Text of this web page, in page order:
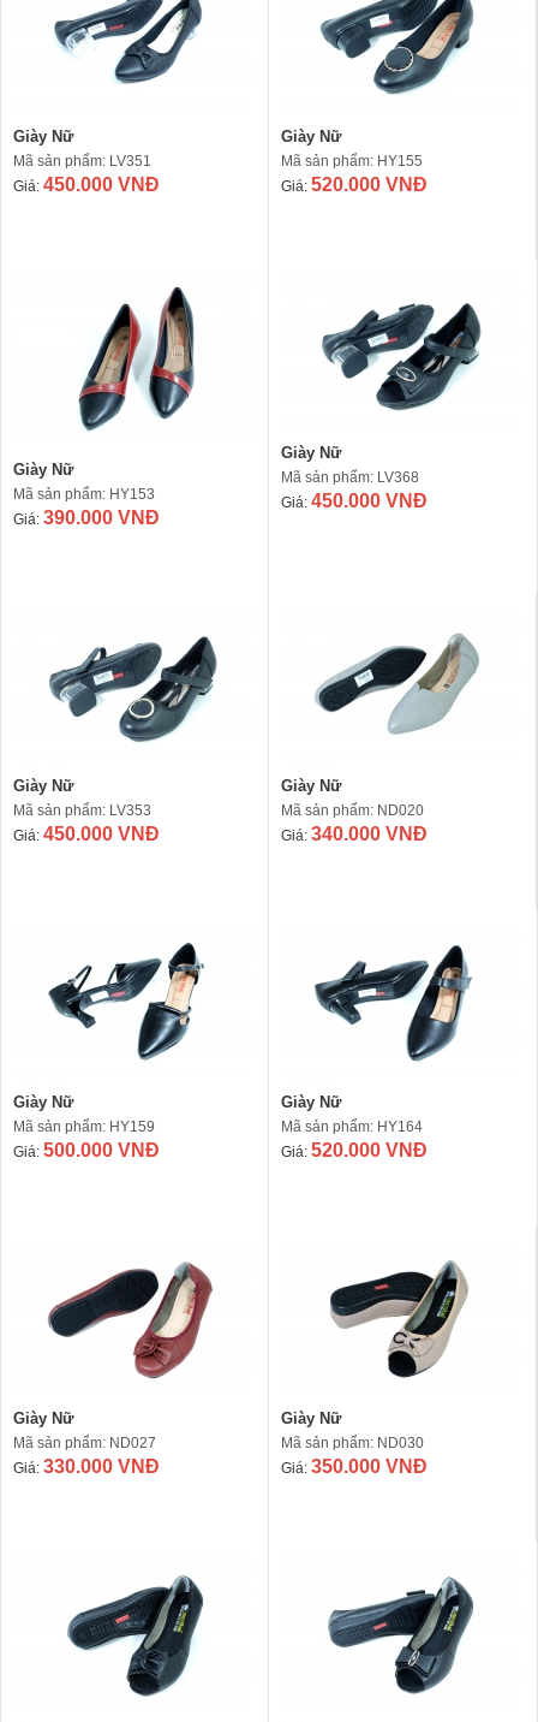
Giày Nữ
Mã sản phẩm: LV351
Giá: 450.000 VNĐ
Giày Nữ
Mã sản phẩm: HY155
Giá: 520.000 VNĐ
Giày Nữ
Mã sản phẩm: HY153
Giá: 390.000 VNĐ
Giày Nữ
Mã sản phẩm: LV368
Giá: 450.000 VNĐ
Giày Nữ
Mã sản phẩm: LV353
Giá: 450.000 VNĐ
Giày Nữ
Mã sản phẩm: ND020
Giá: 340.000 VNĐ
Giày Nữ
Mã sản phẩm: HY159
Giá: 500.000 VNĐ
Giày Nữ
Mã sản phẩm: HY164
Giá: 520.000 VNĐ
Giày Nữ
Mã sản phẩm: ND027
Giá: 330.000 VNĐ
Giày Nữ
Mã sản phẩm: ND030
Giá: 350.000 VNĐ